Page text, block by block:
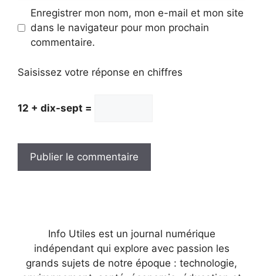
Enregistrer mon nom, mon e-mail et mon site
dans le navigateur pour mon prochain
commentaire.
Saisissez votre réponse en chiffres
12 + dix-sept =
Info Utiles est un journal numérique
indépendant qui explore avec passion les
grands sujets de notre époque : technologie,